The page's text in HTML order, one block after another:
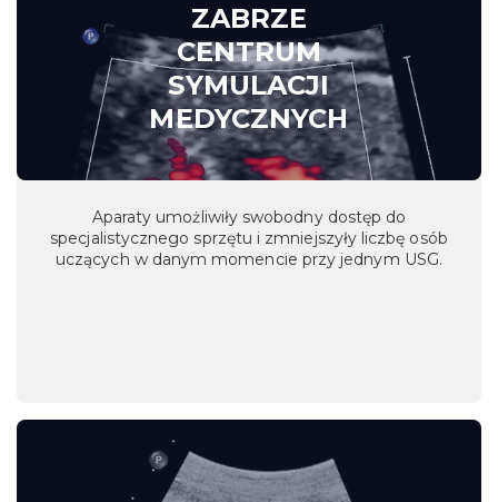
ZABRZE
CENTRUM
SYMULACJI
MEDYCZNYCH
Aparaty umożliwiły swobodny dostęp do
specjalistycznego sprzętu i zmniejszyły liczbę osób
uczących w danym momencie przy jednym USG.